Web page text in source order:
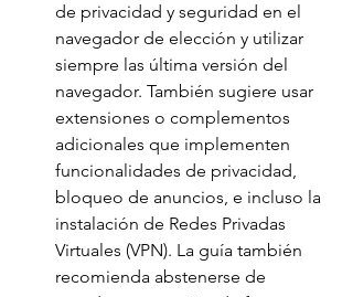
de privacidad y seguridad en el
navegador de elección y utilizar
siempre las última versión del
navegador. También sugiere usar
extensiones o complementos
adicionales que implementen
funcionalidades de privacidad,
bloqueo de anuncios, e incluso la
instalación de Redes Privadas
Virtuales (VPN). La guía también
recomienda abstenerse de